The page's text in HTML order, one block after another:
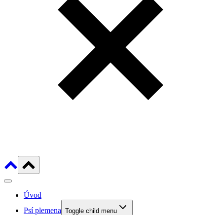
Úvod
Psí plemena Toggle child menu